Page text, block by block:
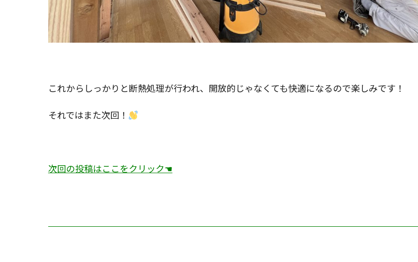
これからしっかりと断熱処理が行われ、開放的じゃなくても快適になるので楽しみです！
それではまた次回！
次回の投稿はここをクリック☚